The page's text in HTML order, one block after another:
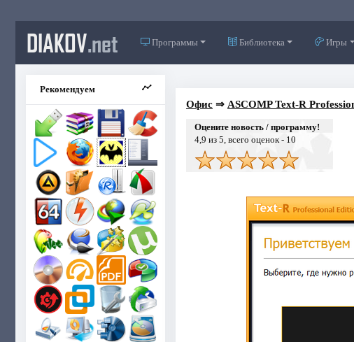
DIAKOV.net Программы Библиотека Игры
Рекомендуем
Офис⇒ ASCOMP Text-R
Оцените новость / программу!
4,9 из 5, всего оценок - 10